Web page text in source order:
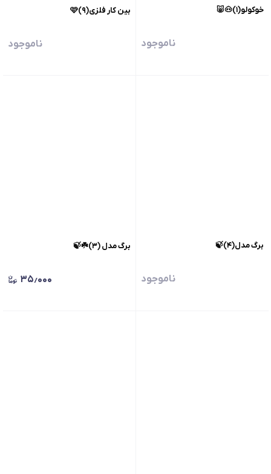
خوکولو(۱)🐽🐷
ناموجود
بین کار فلزی(۹)🩷
ناموجود
برگ مدل(۴)🍃
ناموجود
برگ مدل (۳)☘️🍃
۳۵٫۰۰۰